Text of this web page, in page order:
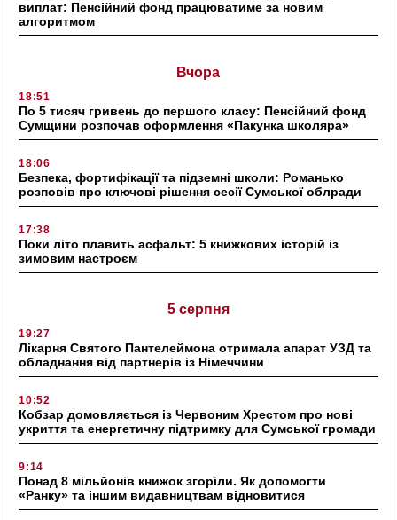
виплат: Пенсійний фонд працюватиме за новим
алгоритмом
Вчора
18:51
По 5 тисяч гривень до першого класу: Пенсійний фонд
Сумщини розпочав оформлення «Пакунка школяра»
18:06
Безпека, фортифікації та підземні школи: Романько
розповів про ключові рішення сесії Сумської облради
17:38
Поки літо плавить асфальт: 5 книжкових історій із
зимовим настроєм
5 серпня
19:27
Лікарня Святого Пантелеймона отримала апарат УЗД та
обладнання від партнерів із Німеччини
10:52
Кобзар домовляється із Червоним Хрестом про нові
укриття та енергетичну підтримку для Сумської громади
9:14
Понад 8 мільйонів книжок згоріли. Як допомогти
«Ранку» та іншим видавництвам відновитися